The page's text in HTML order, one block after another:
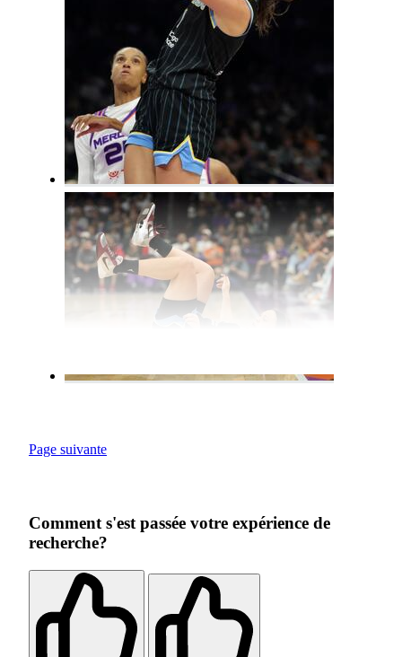
Page suivante
Comment s'est passée votre expérience de
recherche?